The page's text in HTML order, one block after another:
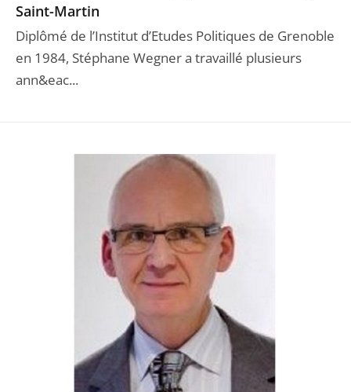
Saint-Martin
Diplômé de l’Institut d’Etudes Politiques de Grenoble
en 1984, Stéphane Wegner a travaillé plusieurs
ann&eac...